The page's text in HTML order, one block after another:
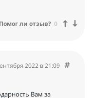
Помог ли отзыв? 0
2022 в 21:09
Вам за